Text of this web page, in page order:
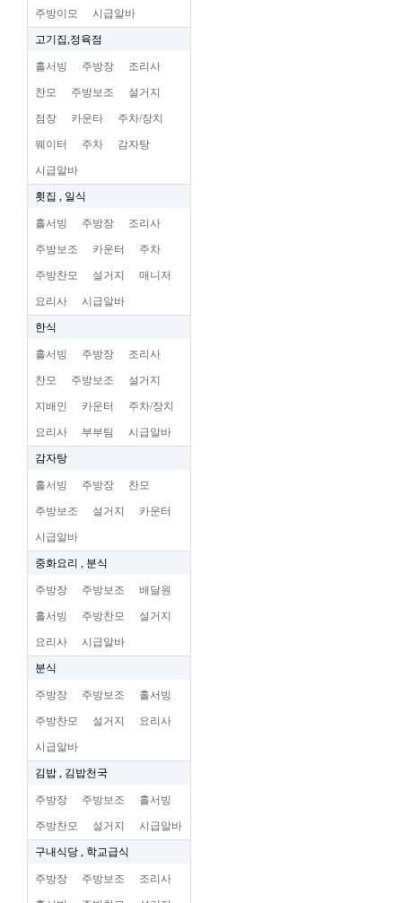
주방이모 시급알바
고기집,정육점
홀서빙 주방장 조리사
찬모 주방보조 설거지
점장 카운타 주차/장치
웨이터 주차 감자탕
시급알바
횟집 , 일식
홀서빙 주방장 조리사
주방보조 카운터 주차
주방찬모 설거지 매니저
요리사 시급알바
한식
홀서빙 주방장 조리사
찬모 주방보조 설거지
지배인 카운터 주차/장치
요리사 부부팀 시급알바
감자탕
홀서빙 주방장 찬모
주방보조 설거지 카운터
시급알바
중화요리 , 분식
주방장 주방보조 배달원
홀서빙 주방찬모 설거지
요리사 시급알바
분식
주방장 주방보조 홀서빙
주방찬모 설거지 요리사
시급알바
김밥 , 김밥천국
주방장 주방보조 홀서빙
주방찬모 설거지 시급알바
구내식당 , 학교급식
주방장 주방보조 조리사